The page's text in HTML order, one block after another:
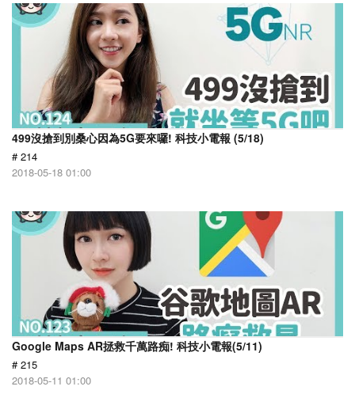
499沒搶到別桑心因為5G要來囉! 科技小電報 (5/18)
# 214
2018-05-18 01:00
Google Maps AR拯救千萬路痴! 科技小電報(5/11)
# 215
2018-05-11 01:00